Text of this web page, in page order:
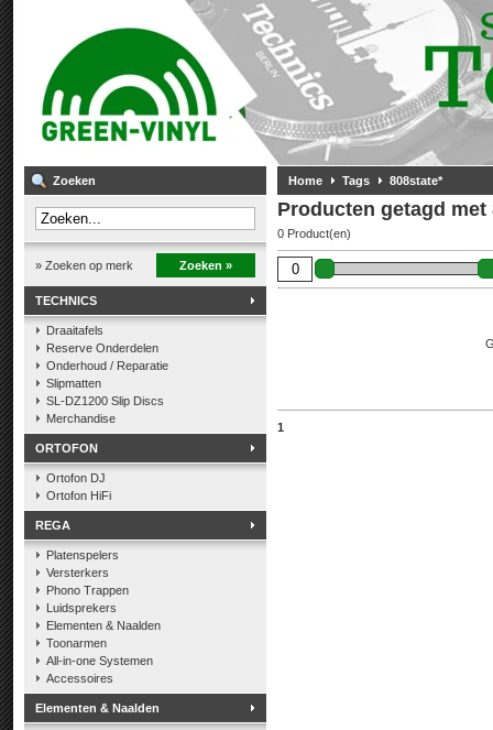
Zoeken
» Zoeken op merk Zoeken »
TECHNICS
Draaitafels
Reserve Onderdelen
Onderhoud / Reparatie
Slipmatten
SL-DZ1200 Slip Discs
Merchandise
ORTOFON
Ortofon DJ
Ortofon HiFi
REGA
Platenspelers
Versterkers
Phono Trappen
Luidsprekers
Elementen & Naalden
Toonarmen
All-in-one Systemen
Accessoires
Elementen & Naalden
Home Tags 808state*
Producten getagd met
0 Product(en)
1